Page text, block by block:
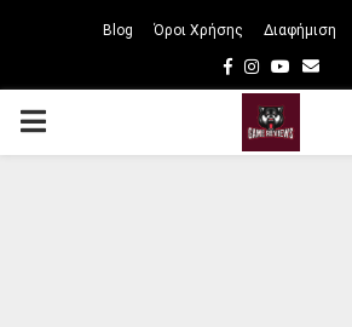
Blog Όροι Χρήσης Διαφήμιση
Facebook
Instagram
Youtube
Email
PRIMARY